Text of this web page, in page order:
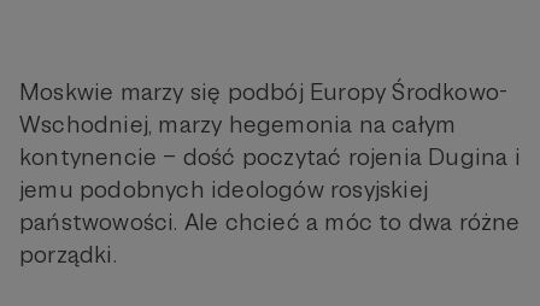
Moskwie marzy się podbój Europy Środkowo-
Wschodniej, marzy hegemonia na całym
kontynencie – dość poczytać rojenia Dugina i
jemu podobnych ideologów rosyjskiej
państwowości. Ale chcieć a móc to dwa różne
porządki.